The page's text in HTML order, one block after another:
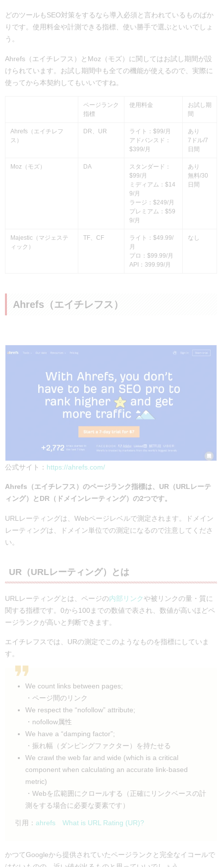
どのツールもSEO対策をするなら導入必須と言われているものばか
りです。使用料金や計測できる指標、使い勝手で選ぶといいでしょ
う。
Ahrefs（エイチレフス）とMoz（モズ）に関してはお試し期間が設
けられています。お試し期間中も全ての機能が使えるので、実際に
使ってから本契約してもいいですね。
ページランク
指標
使用料金
お試し期
間
Ahrefs（エイチレフ
ス）
DR、UR
ライト：$99/月
アドバンスド：
$399/月
あり
7ドル/7
日間
Moz（モズ） DA
スタンダード：
$99/月
ミディアム：$14
9/月
ラージ：$249/月
プレミアム：$59
9/月
あり
無料/30
日間
Majestic（マジェステ
ィック）
TF、CF
ライト：$49.99/
月
プロ：$99.99/月
API：399.99/月
なし
Ahrefs（エイチレフス）
公式サイト： https://ahrefs.com/
Ahrefs（エイチレフス）のページランク指標は、UR（URLレーテ
ィング）とDR（ドメインレーティング）の2つです。
URLレーティングは、Webページレベルで測定されます。ドメイン
レーティングは、ドメイン単位での測定になるので注意してくださ
い。
UR（URLレーティング）とは
URLレーティングとは、ページの内部リンクや被リンクの量・質に
関する指標です。0から100までの数値で表され、数値が高いほどペ
ージランクが高いと判断できます。
エイチレフスでは、URの測定でこのようなものを指標にしていま
す。
We count links between pages;
・ページ間のリンク
We respect the “nofollow” attribute;
・nofollow属性
We have a “damping factor”;
・振れ幅（ダンピングファクター）を持たせる
We crawl the web far and wide (which is a critical
component when calculating an accurate link‐based
metric)
・Webを広範囲にクロールする（正確にリンクベースの計
測をする場合に必要な要素です）
引用： ahrefs What is URL Rating (UR)?
かつてGoogleから提供されていたページランクと完全なイコールで